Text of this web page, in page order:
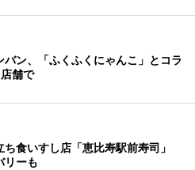
バン、「ふくふくにゃんこ」とコラ
舗で
ち食いすし店「恵比寿駅前寿司」
リーも